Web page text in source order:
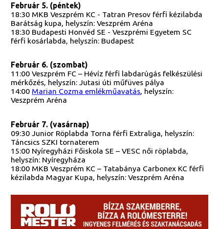
Február 5. (péntek)
18:30 MKB Veszprém KC - Tatran Presov férfi kézilabda
Barátság kupa, helyszín: Veszprém Aréna
18:30 Budapesti Honvéd SE - Veszprémi Egyetem SC
férfi kosárlabda, helyszín: Budapest
Február 6. (szombat)
11:00 Veszprém FC – Hévíz férfi labdarúgás felkészülési
mérkőzés, helyszín: Jutasi úti műfüves pálya
14:00 Marian Cozma emlékműavatás, helyszín:
Veszprém Aréna
Február 7. (vasárnap)
09:30 Junior Röplabda Torna férfi Extraliga, helyszín:
Táncsics SZKI tornaterem
15:00 Nyíregyházi Főiskola SE – VESC női röplabda,
helyszín: Nyíregyháza
18:00 MKB Veszprém KC – Tatabánya Carbonex KC férfi
kézilabda Magyar Kupa, helyszín: Veszprém Aréna